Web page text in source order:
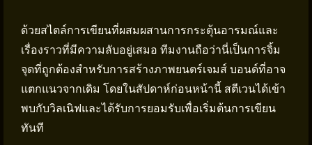
ด้วยสไตล์การเขียนที่ผสมผสานการกระตุ้นอารมณ์และ
เรื่องราวที่มีความลับอยู่เสมอ ทีมงานถือว่านี่เป็นการจิ้ม
จุดที่ถูกต้องสำหรับการสร้างภาพยนตร์เจมส์ บอนด์ที่อาจ
แตกแนวจากเดิม โดยในสัปดาห์ก่อนหน้านี้ สตีเวนได้เข้า
พบกับวิลเนิฟและได้รับการยอมรับเพื่อเริ่มต้นการเขียน
ทันที